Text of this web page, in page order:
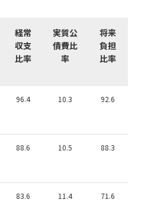
経常
収支
比率
実質公
債費比
率
将来
負担
比率
96.4 10.3 92.6
88.6 10.5 88.3
83.6 11.4 71.6